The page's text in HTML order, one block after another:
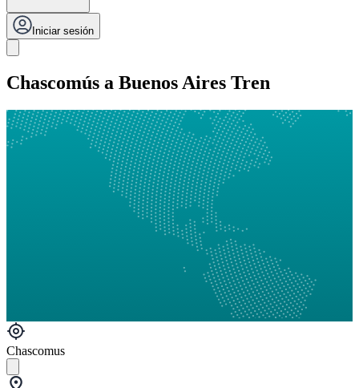
Iniciar sesión
Chascomús a Buenos Aires Tren
Chascomus